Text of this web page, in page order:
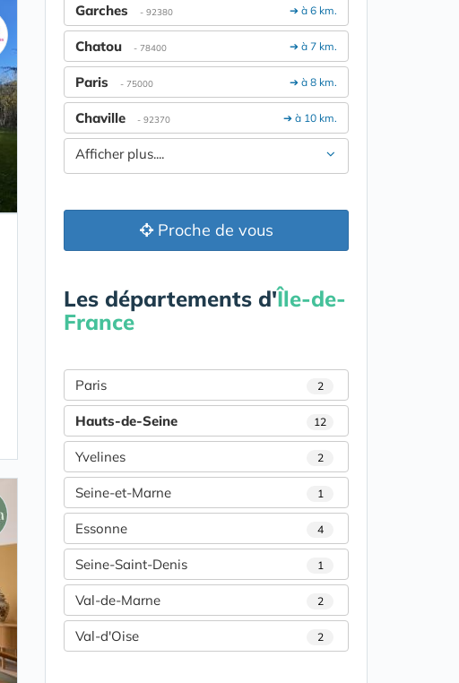
➔ à 6 km.
Garches - 92380
➔ à 7 km.
Chatou - 78400
➔ à 8 km.
Paris - 75000
➔ à 10 km.
Chaville - 92370
Afficher plus....
Proche de vous
Les départements d'Île-de-
France
Paris 2
Hauts-de-Seine 12
Yvelines 2
Seine-et-Marne 1
Essonne 4
Seine-Saint-Denis 1
Val-de-Marne 2
Val-d'Oise 2